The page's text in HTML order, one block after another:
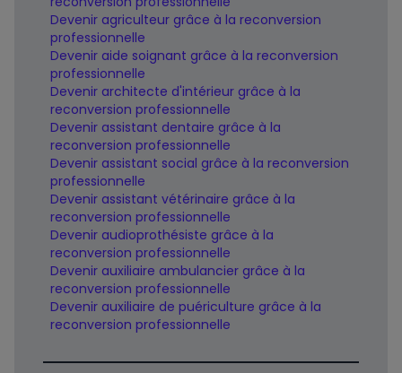
Devenir agriculteur grâce à la reconversion
professionnelle
Devenir aide soignant grâce à la reconversion
professionnelle
Devenir architecte d'intérieur grâce à la
reconversion professionnelle
Devenir assistant dentaire grâce à la
reconversion professionnelle
Devenir assistant social grâce à la reconversion
professionnelle
Devenir assistant vétérinaire grâce à la
reconversion professionnelle
Devenir audioprothésiste grâce à la
reconversion professionnelle
Devenir auxiliaire ambulancier grâce à la
reconversion professionnelle
Devenir auxiliaire de puériculture grâce à la
reconversion professionnelle